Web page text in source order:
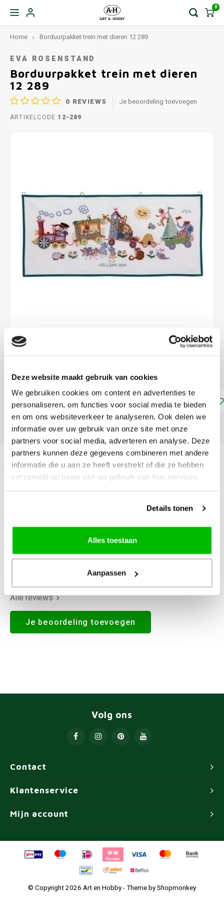
Deze website maakt gebruik van cookies
We gebruiken cookies om content en advertenties te
personaliseren, om functies voor social media te bieden
en om ons websiteverkeer te analyseren. Ook delen we
informatie over uw gebruik van onze site met onze
partners voor social media, adverteren en analyse. Deze
partners kunnen deze gegevens combineren met andere
informatie die u aan ze heeft verstrekt of die ze hebben
verzameld op basis van uw gebruik van hun services.
Details tonen
Alles toestaan
Aanpassen
0
Home Borduurpakket trein met dieren 12 289
EVA ROSENSTAND
Borduurpakket trein met dieren
12 289
0 REVIEWS Je beoordeling toevoegen
ARTIKELCODE 12-289
LEVERTIJD: CA. 1-2 WEKEN
Toevoegen aan winkelwagen
DELEN:
Productomschrijving
Alle reviews
Je beoordeling toevoegen
Contact
Volg ons
Klantenservice
Mijn account
© Copyright 2026 Art en Hobby - Theme byShopmonkey